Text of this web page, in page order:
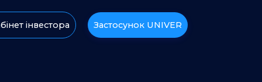
інвестора Застосунок UNIVER